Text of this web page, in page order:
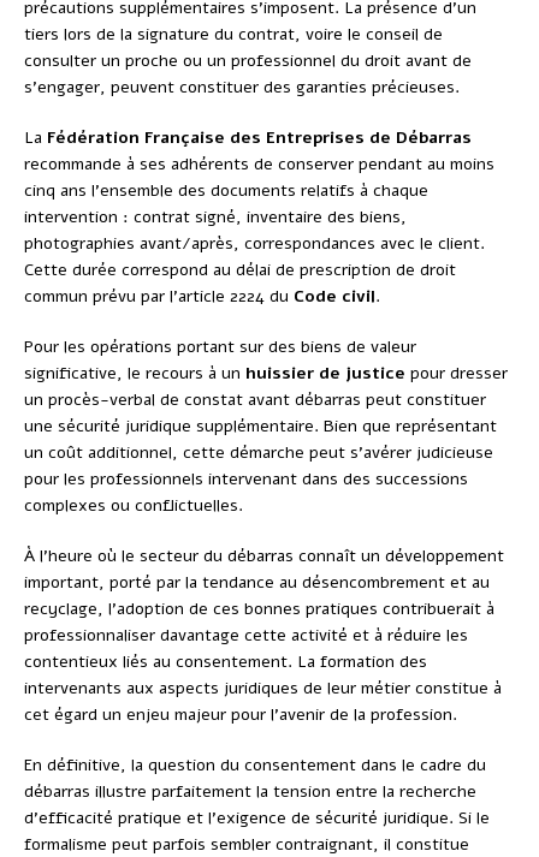
précautions supplémentaires s’imposent. La présence d’un
tiers lors de la signature du contrat, voire le conseil de
consulter un proche ou un professionnel du droit avant de
s’engager, peuvent constituer des garanties précieuses.
La Fédération Française des Entreprises de Débarras
recommande à ses adhérents de conserver pendant au moins
cinq ans l’ensemble des documents relatifs à chaque
intervention : contrat signé, inventaire des biens,
photographies avant/après, correspondances avec le client.
Cette durée correspond au délai de prescription de droit
commun prévu par l’article 2224 du Code civil.
Pour les opérations portant sur des biens de valeur
significative, le recours à un huissier de justice pour dresser
un procès-verbal de constat avant débarras peut constituer
une sécurité juridique supplémentaire. Bien que représentant
un coût additionnel, cette démarche peut s’avérer judicieuse
pour les professionnels intervenant dans des successions
complexes ou conflictuelles.
À l’heure où le secteur du débarras connaît un développement
important, porté par la tendance au désencombrement et au
recyclage, l’adoption de ces bonnes pratiques contribuerait à
professionnaliser davantage cette activité et à réduire les
contentieux liés au consentement. La formation des
intervenants aux aspects juridiques de leur métier constitue à
cet égard un enjeu majeur pour l’avenir de la profession.
En définitive, la question du consentement dans le cadre du
débarras illustre parfaitement la tension entre la recherche
d’efficacité pratique et l’exigence de sécurité juridique. Si le
formalisme peut parfois sembler contraignant, il constitue